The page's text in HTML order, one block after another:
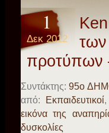
1
Δεκ 2012
των
προτύπων
Συντάκτης: 95o
από: Eκπαιδευτικοί,
εικόνα της
δυσκολίες